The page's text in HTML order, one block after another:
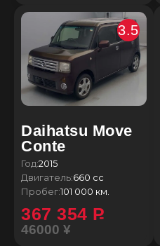
Daihatsu Move
Conte
3.5
Год:2015
Двигатель:660 сс
Пробег:101 000 км.
367 354 P
46000 ¥